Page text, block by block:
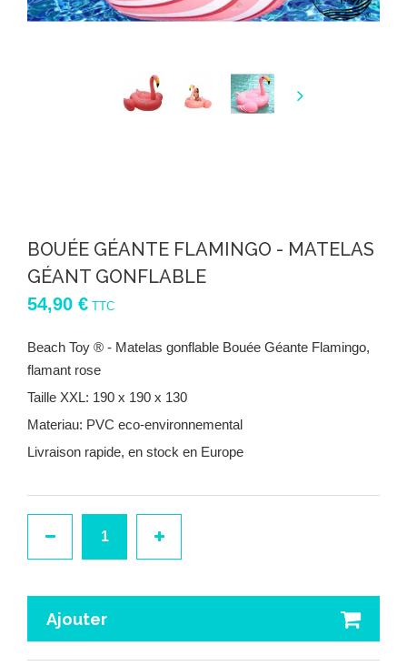
BOUÉE GÉANTE FLAMINGO - MATELAS
GÉANT GONFLABLE
54,90 € TTC
Beach Toy ® - Matelas gonflable Bouée Géante Flamingo,
flamant rose
Taille XXL: 190 x 190 x 130
Materiau: PVC eco-environnemental
Livraison rapide, en stock en Europe
Ajouter